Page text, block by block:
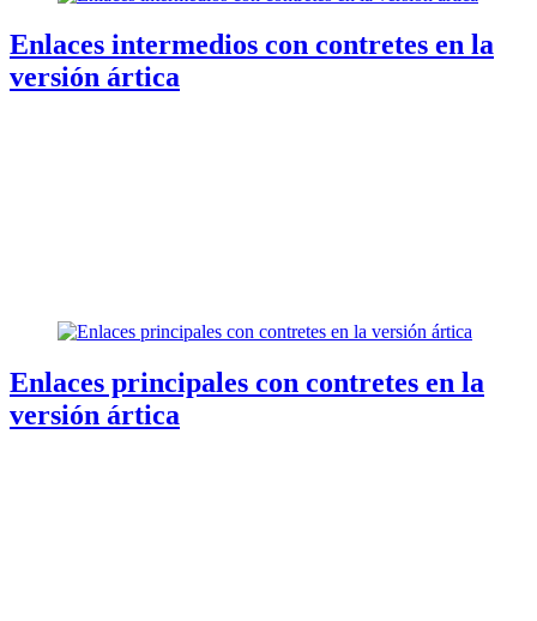
Enlaces intermedios con contretes en la
versión ártica
Enlaces principales con contretes en la
versión ártica